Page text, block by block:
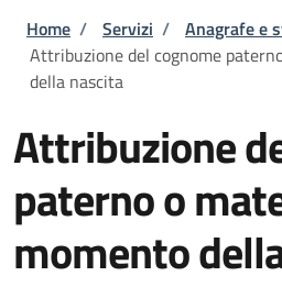
Briciole di pane
Home / Servizi / Anagrafe e
Attribuzione del cognome
della nascita
Attribuzione
paterno o
momento